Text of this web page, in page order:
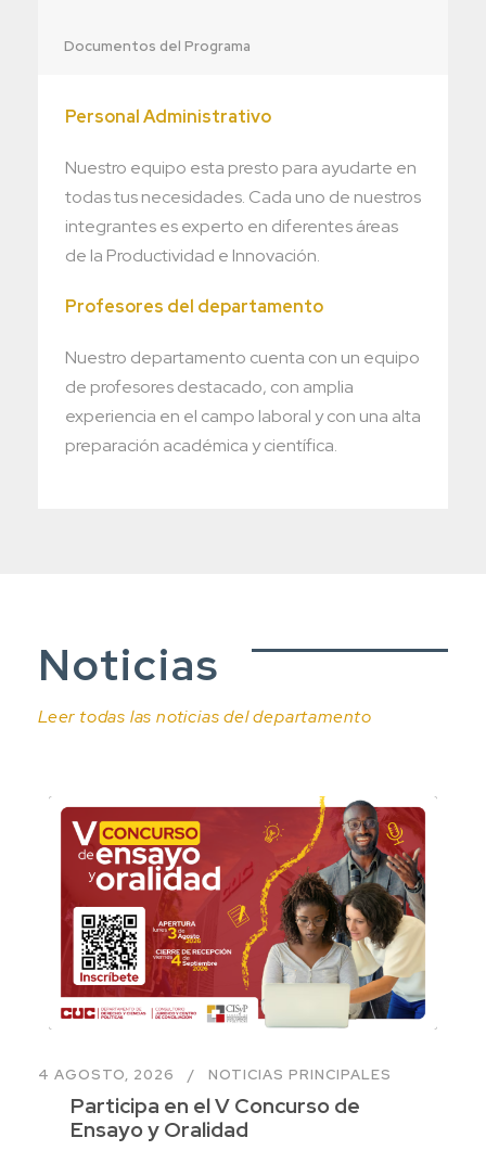
Documentos del Programa
Personal Administrativo
Nuestro equipo esta presto para ayudarte en
todas tus necesidades. Cada uno de nuestros
integrantes es experto en diferentes áreas
de la Productividad e Innovación.
Profesores del departamento
Nuestro departamento cuenta con un equipo
de profesores destacado, con amplia
experiencia en el campo laboral y con una alta
preparación académica y científica.
Noticias
Leer todas las noticias del departamento
4 AGOSTO, 2026 NOTICIAS PRINCIPALES
Participa en el V Concurso de
Ensayo y Oralidad